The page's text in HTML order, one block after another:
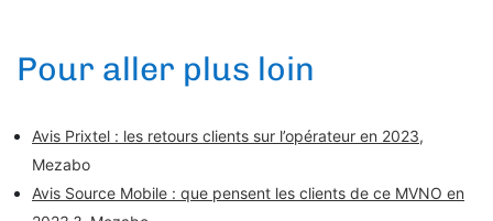
Pour aller plus loin
Avis Prixtel : les retours clients sur l’opérateur en 2023,
Mezabo
Avis Source Mobile : que pensent les clients de ce MVNO en